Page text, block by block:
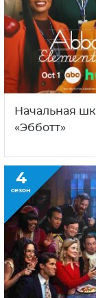
Начальная
«Эбботт»
4
сезон